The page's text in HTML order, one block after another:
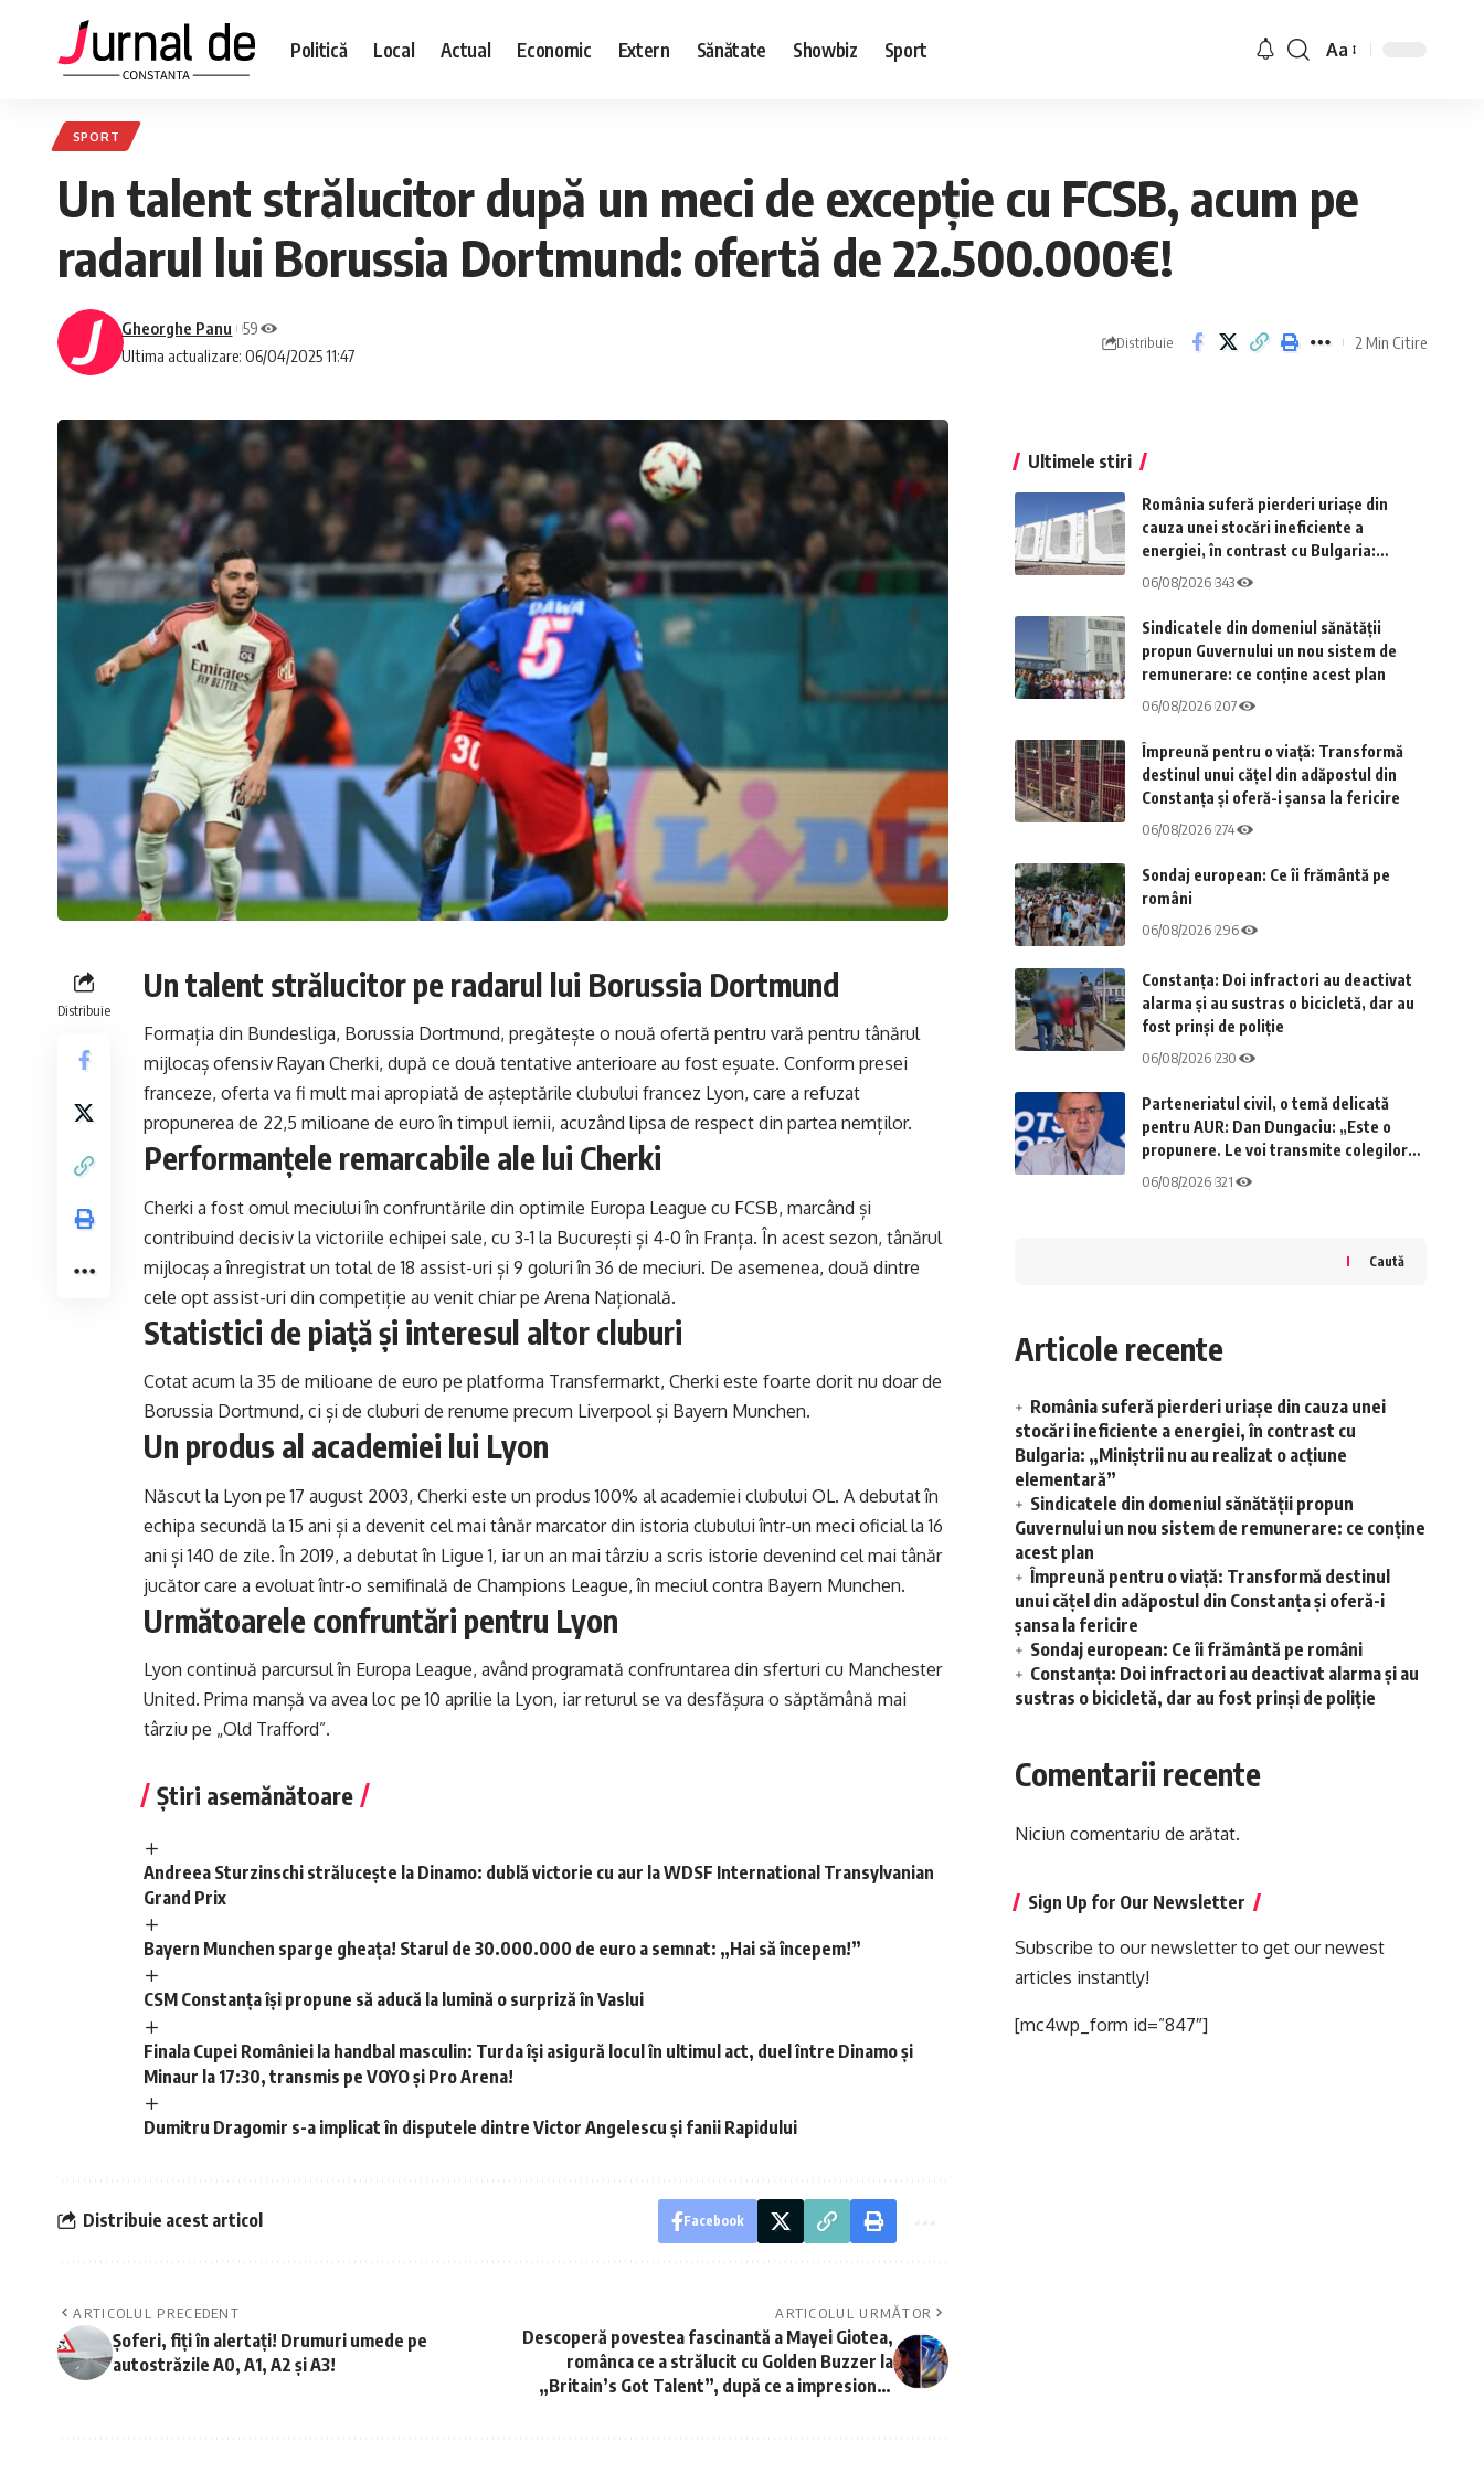
Politică Local Actual Economic Extern Sănătate Showbiz Sport Aa
SPORT
Un talent strălucitor după un meci de excepție cu FCSB, acum pe
radarul lui Borussia Dortmund: ofertă de 22.500.000€!
Ultima actualizare: 06/04/2025 11:47
Gheorghe Panu 59
Distribuie 2 Min Citire
Distribuie
Un talent strălucitor pe radarul lui Borussia Dortmund
Formația din Bundesliga, Borussia Dortmund, pregătește o nouă ofertă pentru vară pentru tânărul
mijlocaș ofensiv Rayan Cherki, după ce două tentative anterioare au fost eșuate. Conform presei
franceze, oferta va fi mult mai apropiată de așteptările clubului francez Lyon, care a refuzat
propunerea de 22,5 milioane de euro în timpul iernii, acuzând lipsa de respect din partea nemților.
Performanțele remarcabile ale lui Cherki
Cherki a fost omul meciului în confruntările din optimile Europa League cu FCSB, marcând și
contribuind decisiv la victoriile echipei sale, cu 3-1 la București și 4-0 în Franța. În acest sezon, tânărul
mijlocaș a înregistrat un total de 18 assist-uri și 9 goluri în 36 de meciuri. De asemenea, două dintre
cele opt assist-uri din competiție au venit chiar pe Arena Națională.
Statistici de piață și interesul altor cluburi
Cotat acum la 35 de milioane de euro pe platforma Transfermarkt, Cherki este foarte dorit nu doar de
Borussia Dortmund, ci și de cluburi de renume precum Liverpool și Bayern Munchen.
Un produs al academiei lui Lyon
Născut la Lyon pe 17 august 2003, Cherki este un produs 100% al academiei clubului OL. A debutat în
echipa secundă la 15 ani și a devenit cel mai tânăr marcator din istoria clubului într-un meci oficial la 16
ani și 140 de zile. În 2019, a debutat în Ligue 1, iar un an mai târziu a scris istorie devenind cel mai tânăr
jucător care a evoluat într-o semifinală de Champions League, în meciul contra Bayern Munchen.
Următoarele confruntări pentru Lyon
Lyon continuă parcursul în Europa League, având programată confruntarea din sferturi cu Manchester
United. Prima manșă va avea loc pe 10 aprilie la Lyon, iar returul se va desfășura o săptămână mai
târziu pe „Old Trafford”.
Știri asemănătoare
Andreea Sturzinschi strălucește la Dinamo: dublă victorie cu aur la WDSF International Transylvanian
Grand Prix
Bayern Munchen sparge gheața! Starul de 30.000.000 de euro a semnat: „Hai să începem!”
CSM Constanța își propune să aducă la lumină o surpriză în Vaslui
Finala Cupei României la handbal masculin: Turda își asigură locul în ultimul act, duel între Dinamo și
Minaur la 17:30, transmis pe VOYO și Pro Arena!
Dumitru Dragomir s-a implicat în disputele dintre Victor Angelescu și fanii Rapidului
Distribuie acest articol Facebook
ARTICOLUL PRECEDENT
Șoferi, fiți în alertați! Drumuri umede pe
autostrăzile A0, A1, A2 și A3!
ARTICOLUL URMĂTOR
Descoperă povestea fascinantă a Mayei Giotea,
românca ce a strălucit cu Golden Buzzer la
„Britain’s Got Talent”, după ce a impresionat
Ultimele stiri
România suferă pierderi uriașe din
cauza unei stocări ineficiente a
energiei, în contrast cu Bulgaria:
„Miniștrii nu au realizat o acțiune
06/08/2026 343
Sindicatele din domeniul sănătății
propun Guvernului un nou sistem de
remunerare: ce conține acest plan
06/08/2026 207
Împreună pentru o viață: Transformă
destinul unui cățel din adăpostul din
Constanța și oferă-i șansa la fericire
06/08/2026 274
Sondaj european: Ce îi frământă pe
români
06/08/2026 296
Constanța: Doi infractori au deactivat
alarma și au sustras o bicicletă, dar au
fost prinși de poliție
06/08/2026 230
Parteneriatul civil, o temă delicată
pentru AUR: Dan Dungaciu: „Este o
propunere. Le voi transmite colegilor
mei”
06/08/2026 321
Caută
Articole recente
România suferă pierderi uriașe din cauza unei
stocări ineficiente a energiei, în contrast cu
Bulgaria: „Miniștrii nu au realizat o acțiune
elementară”
Sindicatele din domeniul sănătății propun
Guvernului un nou sistem de remunerare: ce conține
acest plan
Împreună pentru o viață: Transformă destinul
unui cățel din adăpostul din Constanța și oferă-i
șansa la fericire
Sondaj european: Ce îi frământă pe români
Constanța: Doi infractori au deactivat alarma și au
sustras o bicicletă, dar au fost prinși de poliție
Comentarii recente
Niciun comentariu de arătat.
Sign Up for Our Newsletter
Subscribe to our newsletter to get our newest
articles instantly!
[mc4wp_form id=”847″]